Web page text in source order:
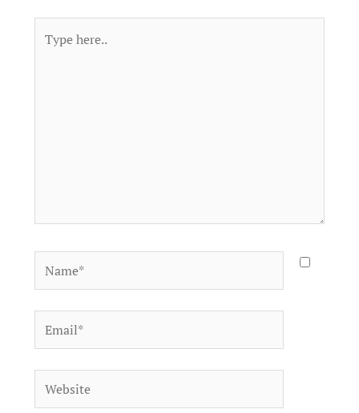
here..
Email*
Website